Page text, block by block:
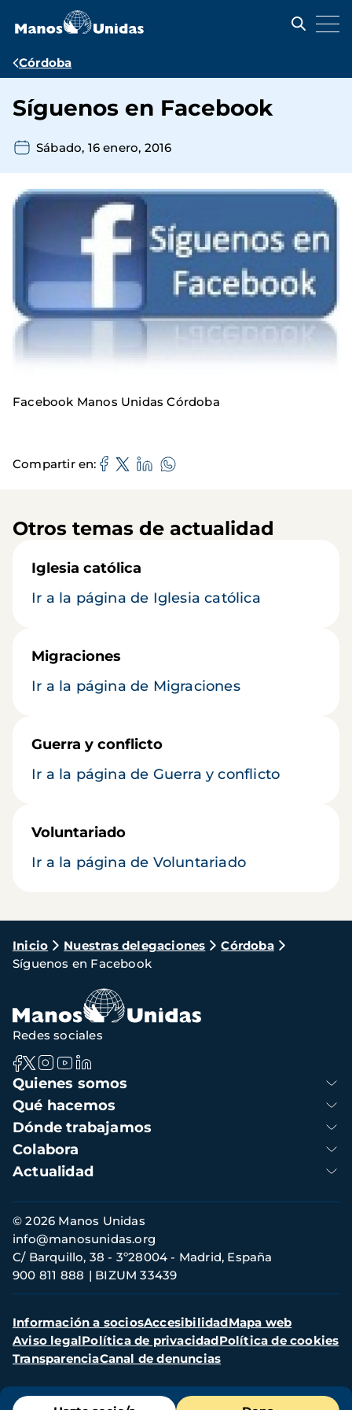
contenido
Ruta
navegación
Córdoba
Síguenos en Facebook
Sábado, 16 enero, 2016
Facebook Manos Unidas Córdoba
Compartir en
Otros temas de actualidad
Iglesia católica
Ir a la página de Iglesia católica
Migraciones
Ir a la página de Migraciones
Guerra y conflicto
Ir a la página de Guerra y conflicto
Voluntariado
Ir a la página de Voluntariado
Ruta
de
navegación
Inicio Nuestras delegaciones
Córdoba
Síguenos en Facebook
Menú
Navegación
principal
Quienes somos
Qué hacemos
Dónde trabajamos
Colabora
Actualidad
Redes sociales
Información
de
contacto
© 2026 Manos Unidas
C/ Barquillo, 38 - 3º28004 - Madrid, España
900 811 888
BIZUM 33439
info@manosunidas.org
Menú
secundario
Información a sociosAccesibilidadMapa web
Aviso legalPolítica de privacidadPolítica de cookies
TransparenciaCanal de denuncias